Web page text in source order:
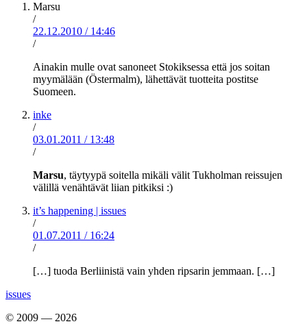
Marsu
/
22.12.2010 / 14:46
/
Ainakin mulle ovat sanoneet Stokiksessa että jos soitan
myymälään (Östermalm), lähettävät tuotteita postitse
Suomeen.
inke
/
03.01.2011 / 13:48
/
Marsu, täytyypä soitella mikäli välit Tukholman reissujen
välillä venähtävät liian pitkiksi :)
it’s happening | issues
/
01.07.2011 / 16:24
/
[…] tuoda Berliinistä vain yhden ripsarin jemmaan. […]
issues
© 2009 — 2026